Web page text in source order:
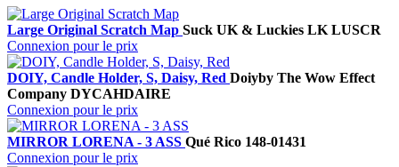
Large Original Scratch Map Suck UK & Luckies LK LUSCR
Connexion pour le prix
DOIY, Candle Holder, S, Daisy, Red Doiyby The Wow Effect
Company DYCAHDAIRE
Connexion pour le prix
MIRROR LORENA - 3 ASS Qué Rico 148-01431
Connexion pour le prix